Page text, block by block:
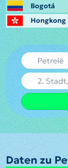
Bogotá
Hongkong
Daten zu